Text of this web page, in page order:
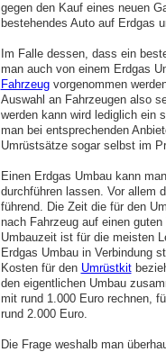
gegen den Kauf eines neuen
bestehendes Auto auf Erdgas
Im Falle dessen, dass ein
man auch von einem Erdgas
Fahrzeugvorgenommen
Auswahl an Fahrzeugen also
werden kann wird lediglich ein
man bei entsprechenden
Umrüstsätze sogar selbst im
Einen Erdgas Umbau kann
durchführen lassen. Vor allem
führend. Die Zeit die für den
nach Fahrzeug auf einen
Umbauzeit ist für die meisten
Erdgas Umbau in Verbindung
Kosten für den Umrüstkit
den eigentlichen Umbau
mit rund 1.000 Euro rechnen,
rund 2.000 Euro.
Die Frage weshalb man